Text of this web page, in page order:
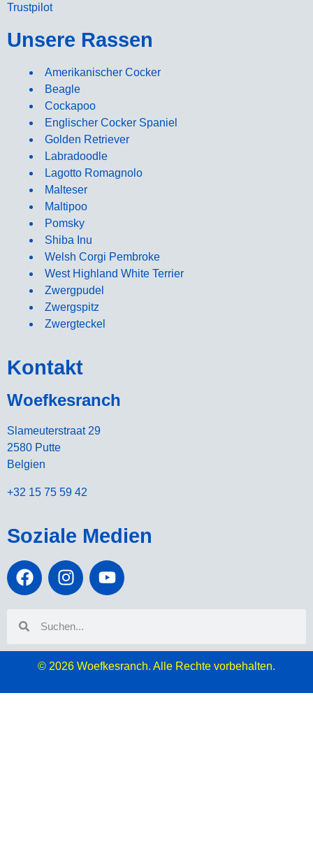
Trustpilot
Unsere Rassen
Amerikanischer Cocker
Beagle
Cockapoo
Englischer Cocker Spaniel
Golden Retriever
Labradoodle
Lagotto Romagnolo
Malteser
Maltipoo
Pomsky
Shiba Inu
Welsh Corgi Pembroke
West Highland White Terrier
Zwergpudel
Zwergspitz
Zwergteckel
Kontakt
Woefkesranch
Slameuterstraat 29
2580 Putte
Belgien
+32 15 75 59 42
Soziale Medien
© 2026 Woefkesranch. Alle Rechte vorbehalten.